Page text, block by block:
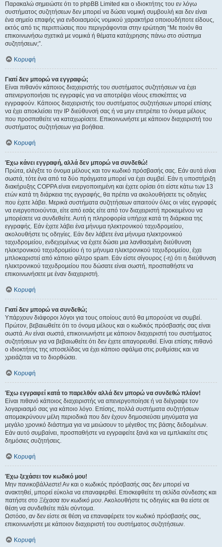
Παρακαλώ σημειώστε ότι το phpBB Limited και ο ιδιοκτήτης του εν λόγω
συστήματος συζητήσεων δεν μπορεί να δώσει νομική συμβουλή και δεν είναι
ένα σημείο επαφής για ενδοιασμούς νομικού χαρακτήρα οποιουδήποτε είδους,
εκτός από τις περιπτώσεις που περιγράφονται στην ερώτηση “Με ποιόν θα
επικοινωνήσω σχετικά με νομικά ή θέματα κατάχρησης πάνω στο σύστημα
συζητήσεων;”.
Κορυφή
Γιατί δεν μπορώ να εγγραφώ;
Είναι πιθανόν κάποιος διαχειριστής του συστήματος συζητήσεων να έχει
απενεργοποιήσει τις εγγραφές για να αποτρέψει νέους επισκέπτες να
εγγραφούν. Κάποιος διαχειριστής του συστήματος συζητήσεων μπορεί επίσης
να έχει αποκλείσει την IP διεύθυνσή σας ή να μην επιτρέπει το όνομα μέλους
που προσπαθείτε να καταχωρίσετε. Επικοινωνήστε με κάποιον διαχειριστή του
συστήματος συζητήσεων για βοήθεια.
Κορυφή
Έχω κάνει εγγραφή, αλλά δεν μπορώ να συνδεθώ!
Πρώτα, ελέγξτε το όνομα μέλους και τον κωδικό πρόσβασής σας. Εάν αυτά είναι
σωστά, τότε ένα από τα δύο πράγματα μπορεί να έχει συμβεί. Εάν η υποστήριξη
διακήρυξης COPPA είναι ενεργοποιημένη και έχετε ορίσει ότι είστε κάτω των 13
ετών κατά τη διάρκεια της εγγραφής, θα πρέπει να ακολουθήσετε τις οδηγίες
που έχετε λάβει. Μερικά συστήματα συζητήσεων απαιτούν όλες οι νέες εγγραφές
να ενεργοποιούνται, είτε από εσάς είτε από τον διαχειριστή προκειμένου να
μπορέσετε να συνδεθείτε. Αυτή η πληροφορία υπήρχε κατά τη διάρκεια της
εγγραφής. Εάν έχετε λάβει ένα μήνυμα ηλεκτρονικού ταχυδρομείου,
ακολουθήστε τις οδηγίες. Εάν δεν λάβετε ένα μήνυμα ηλεκτρονικού
ταχυδρομείου, ενδεχομένως να έχετε δώσει μια λανθασμένη διεύθυνση
ηλεκτρονικού ταχυδρομείου ή το μήνυμα ηλεκτρονικού ταχυδρομείου, έχει
μπλοκαριστεί από κάποιο φίλτρο spam. Εάν είστε σίγουρος (-η) ότι η διεύθυνση
ηλεκτρονικού ταχυδρομείου που δώσατε είναι σωστή, προσπαθήστε να
επικοινωνήσετε με έναν διαχειριστή.
Κορυφή
Γιατί δεν μπορώ να συνδεθώ;
Υπάρχουν διάφοροι λόγοι για τους οποίους αυτό θα μπορούσε να συμβεί.
Πρώτον, βεβαιωθείτε ότι το όνομα μέλους και ο κωδικός πρόσβασής σας είναι
σωστά. Αν είναι σωστά, επικοινωνήστε με κάποιον διαχειριστή του συστήματος
συζητήσεων για να βεβαιωθείτε ότι δεν έχετε απαγορευθεί. Είναι επίσης πιθανό
ο ιδιοκτήτης της ιστοσελίδας να έχει κάποιο σφάλμα στις ρυθμίσεις και να
χρειάζεται να το διορθώσει.
Κορυφή
Έχω εγγραφεί κατά το παρελθόν αλλά δεν μπορώ να συνδεθώ πλέον!
Είναι πιθανό κάποιος διαχειριστής να απενεργοποίησε ή να διέγραψε τον
λογαριασμό σας για κάποιο λόγο. Επίσης, πολλά συστήματα συζητήσεων
απομακρύνουν μέλη περιοδικά που δεν έχουν δημοσιεύσει μηνύματα για
μεγάλο χρονικό διάστημα για να μειώσουν το μέγεθος της βάσης δεδομένων.
Εάν αυτό συμβαίνει, προσπαθήστε να εγγραφείτε ξανά και να εμπλακείτε στις
δημόσιες συζητήσεις.
Κορυφή
Έχω ξεχάσει τον κωδικό μου!
Μην πανικοβάλλεστε! Αν και ο κωδικός πρόσβασής σας δεν μπορεί να
ανακτηθεί, μπορεί εύκολα να επαναφερθεί. Επισκεφθείτε τη σελίδα σύνδεσης και
πατήστε στο Ξέχασα τον κωδικό μου. Ακολουθήστε τις οδηγίες και θα είστε σε
θέση να συνδεθείτε πάλι σύντομα.
Ωστόσο, αν δεν είστε σε θέση να επαναφέρετε τον κωδικό πρόσβασής σας,
επικοινωνήστε με κάποιον διαχειριστή του συστήματος συζητήσεων.
Κορυφή